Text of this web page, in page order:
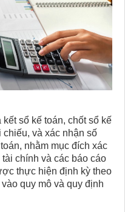
sổ kế toán, chốt sổ kế
và xác nhận số
nhằm mục đích xác
chính và các báo cáo
thực hiện định kỳ theo
quy mô và quy định